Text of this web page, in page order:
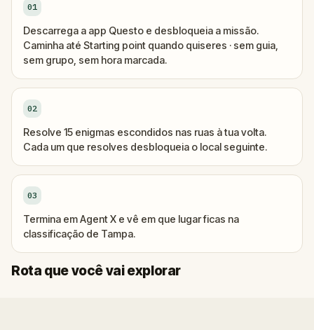
01
Descarrega a app Questo e desbloqueia a missão.
Caminha até Starting point quando quiseres · sem guia,
sem grupo, sem hora marcada.
02
Resolve 15 enigmas escondidos nas ruas à tua volta.
Cada um que resolves desbloqueia o local seguinte.
03
Termina em Agent X e vê em que lugar ficas na
classificação de Tampa.
Rota que você vai explorar
Início
Fim